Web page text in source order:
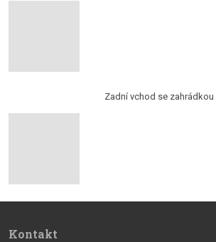
Zadní vchod se zahrádkou
Kontakt